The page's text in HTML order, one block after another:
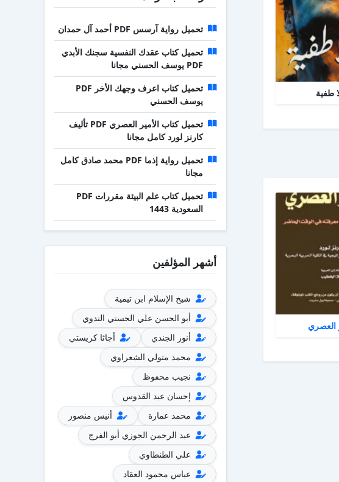
طفية
العصري
تحميل رواية آرسس PDF أحمد آل حمدان
تحميل كتاب عقدك النفسية سجنك الأبدي
PDF يوسف الحسني مجانا
تحميل كتاب اعرف وجهك الأخر PDF
يوسف الحسني
تحميل كتاب الأمير العصري PDF تأليف
كارنز لورد كامل مجانا
تحميل رواية إذما PDF محمد صادق كامل
مجانا
تحميل كتاب علم البيئة مقررات PDF
السعودية 1443
أشهر المؤلفين
شيخ الإسلام ابن تيمية
أبو الحسن علي الحسني الندوي
أنور الجندي
أجاثا كريستي
محمد متولي الشعراوي
نجيب محفوظ
إحسان عبد القدوس
محمد عمارة
أنيس منصور
عبد الرحمن الجوزي أبو الفرج
علي الطنطاوي
عباس محمود العقاد